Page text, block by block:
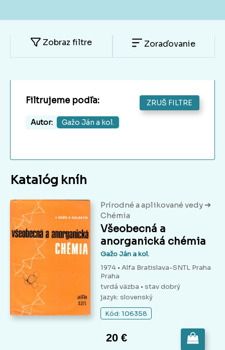
Zobraz filtre Zoraďovanie
Filtrujeme podľa: ZRUŠ FILTRE
Autor: Gažo Ján a kol.
Katalóg kníh
Prírodné a aplikované vedy ➔
Chémia
Všeobecná a
anorganická chémia
Gažo Ján a kol.
1974 • Alfa Bratislava-SNTL Praha
Praha
tvrdá väzba • stav dobrý
jazyk: slovenský
Kód: 106358
20 €